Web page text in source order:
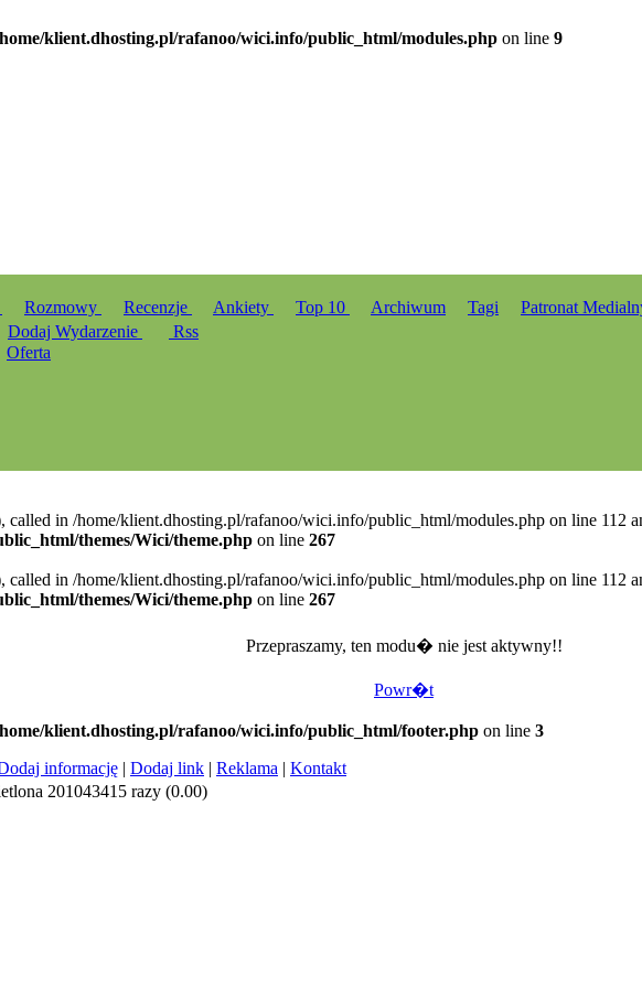
klient.dhosting.pl/rafanoo/wici.info/public_html/modules.php on line 9
Rozmowy Recenzje Ankiety Top 10 Archiwum Tagi Patronat
Dodaj Wydarzenie
Rss
Oferta
called in /home/klient.dhosting.pl/rafanoo/wici.info/public_html/modules.php on line 112
themes/Wici/theme.php on line 267
called in /home/klient.dhosting.pl/rafanoo/wici.info/public_html/modules.php on line 112
themes/Wici/theme.php on line 267
Przepraszamy, ten modu� nie jest aktywny!!
Powr�t
klient.dhosting.pl/rafanoo/wici.info/public_html/footer.php on line 3
informację | Dodaj link | Reklama | Kontakt
201043415 razy (0.00)